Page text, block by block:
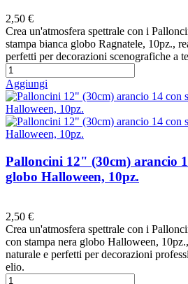
2,50 €
Crea un'atmosfera spettrale con i
stampa bianca globo Ragnatele, 10pz.,
perfetti per decorazioni scenografiche a
Aggiungi
Palloncini 12" (30cm) arancio
globo Halloween, 10pz.
2,50 €
Crea un'atmosfera spettrale con i
con stampa nera globo Halloween,
naturale e perfetti per decorazioni
elio.